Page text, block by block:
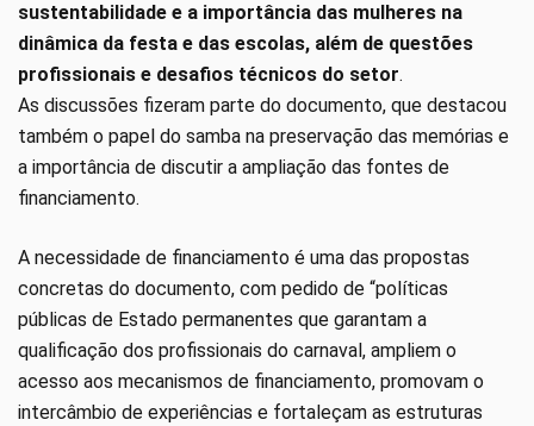
sustentabilidade e a importância das mulheres na
dinâmica da festa e das escolas, além de questões
profissionais e desafios técnicos do setor.
As discussões fizeram parte do documento, que destacou
também o papel do samba na preservação das memórias e
a importância de discutir a ampliação das fontes de
financiamento.
A necessidade de financiamento é uma das propostas
concretas do documento, com pedido de “políticas
públicas de Estado permanentes que garantam a
qualificação dos profissionais do carnaval, ampliem o
acesso aos mecanismos de financiamento, promovam o
intercâmbio de experiências e fortaleçam as estruturas